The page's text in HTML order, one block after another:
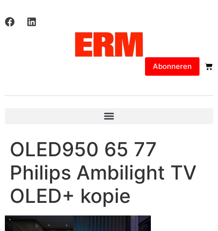
Abonneren
OLED950 65 77
Philips Ambilight TV
OLED+ kopie